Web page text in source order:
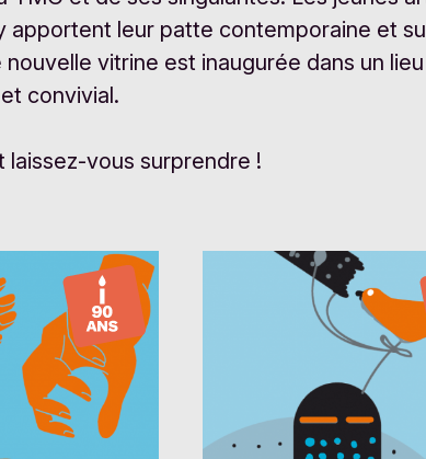
apportent leur patte contemporaine et
nouvelle vitrine est inaugurée dans un
convivial.
laissez-vous surprendre !